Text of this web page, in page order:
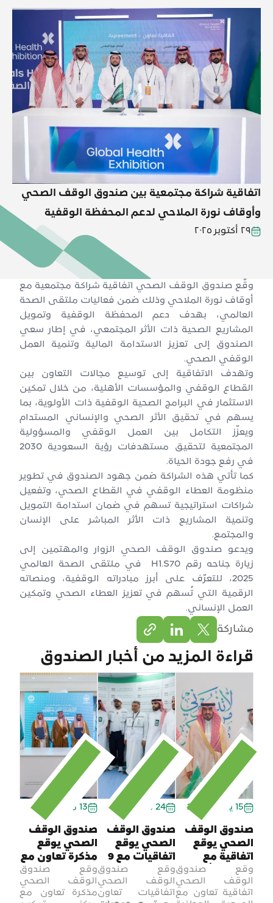
اتفاقية شراكة مجتمعية بين صندوق الوقف الصحي
وأوقاف نورة الملاحي لدعم المحفظة الوقفية
٢٩ أكتوبر ٢٠٢٥
وقّع صندوق الوقف الصحي اتفاقية شراكة مجتمعية مع
أوقاف نورة الملاحي وذلك ضمن فعاليات ملتقى الصحة
العالمي، بهدف دعم المحفظة الوقفية وتمويل
المشاريع الصحية ذات الأثر المجتمعي، في إطار سعي
الصندوق إلى تعزيز الاستدامة المالية وتنمية العمل
الوقفي الصحي.
وتهدف الاتفاقية إلى توسيع مجالات التعاون بين
القطاع الوقفي والمؤسسات الأهلية، من خلال تمكين
الاستثمار في البرامج الصحية الوقفية ذات الأولوية، بما
يسهم في تحقيق الأثر الصحي والإنساني المستدام
ويعزّز التكامل بين العمل الوقفي والمسؤولية
المجتمعية لتحقيق مستهدفات رؤية السعودية 2030
في رفع جودة الحياة.
كما تأتي هذه الشراكة ضمن جهود الصندوق في تطوير
منظومة العطاء الوقفي في القطاع الصحي، وتفعيل
شراكات استراتيجية تسهم في ضمان استدامة التمويل
وتنمية المشاريع ذات الأثر المباشر على الإنسان
والمجتمع.
ويدعو صندوق الوقف الصحي الزوار والمهتمين إلى
زيارة جناحه رقم H1.S70 في ملتقى الصحة العالمي
2025، للتعرّف على أبرز مبادراته الوقفية، ومنصاته
الرقمية التي تُسهم في تعزيز العطاء الصحي وتمكين
العمل الإنساني.
مشاركة
مشاركة على تويتر
مشاركة على لينكدان
قراءة المزيد من أخبار الصندوق
15 يوليو 2026
صندوق الوقف
الصحي يوقع
اتفاقية مع
جمعية «أجواد»
لدعم برامج
التعافي وإعادة
وقع صندوق
الوقف الصحي
اتفاقية تعاون مع
24 مايو 2026
صندوق الوقف
الصحي يوقع
اتفاقيات مع 9
جمعيات صحية
أهلية لدعم
وتشغيل
وقع صندوق
الوقف الصحي
اتفاقيات تعاون
13 مايو 2026
صندوق الوقف
الصحي يوقع
مذكرة تعاون مع
مركز تمكين
القطاع غير
الربحي بمنطقة
وقع صندوق
الوقف الصحي
مذكرة تعاون مع